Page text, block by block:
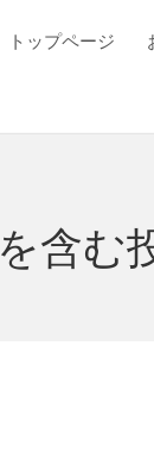
トップページ
含む